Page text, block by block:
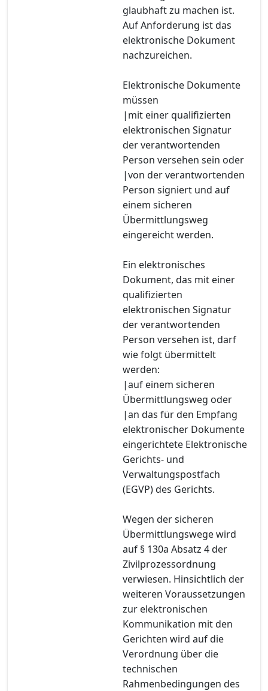
glaubhaft zu machen ist.
Auf Anforderung ist das
elektronische Dokument
nachzureichen.
Elektronische Dokumente
müssen
|mit einer qualifizierten
elektronischen Signatur
der verantwortenden
Person versehen sein oder
|von der verantwortenden
Person signiert und auf
einem sicheren
Übermittlungsweg
eingereicht werden.
Ein elektronisches
Dokument, das mit einer
qualifizierten
elektronischen Signatur
der verantwortenden
Person versehen ist, darf
wie folgt übermittelt
werden:
|auf einem sicheren
Übermittlungsweg oder
|an das für den Empfang
elektronischer Dokumente
eingerichtete Elektronische
Gerichts- und
Verwaltungspostfach
(EGVP) des Gerichts.
Wegen der sicheren
Übermittlungswege wird
auf § 130a Absatz 4 der
Zivilprozessordnung
verwiesen. Hinsichtlich der
weiteren Voraussetzungen
zur elektronischen
Kommunikation mit den
Gerichten wird auf die
Verordnung über die
technischen
Rahmenbedingungen des